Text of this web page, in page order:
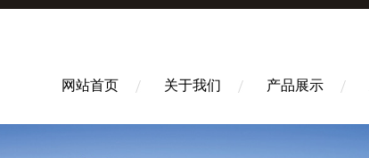
网站首页 关于我们 产品展示